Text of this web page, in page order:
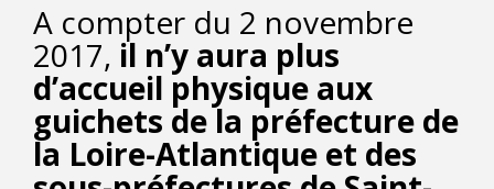
A compter du 2 novembre
2017, il n’y aura plus
d’accueil physique aux
guichets de la préfecture de
la Loire-Atlantique et des